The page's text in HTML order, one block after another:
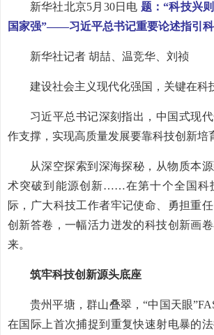
新华社北京5月30日电 题：“科技兴
国家强”——习近平总书记重要论述指引
新华社记者 胡喆、温竞华、刘祯
建设社会主义现代化强国，关键在科
习近平总书记深刻指出，中国式现
作支撑，实现高质量发展要靠科技创新培
从深空探索到深海探秘，从物质本
术突破到能源创新……在第十个全国科
际，广大科技工作者牢记使命、勇担重
创新答卷，一幅活力迸发的科技创新画
来。
筑牢科技创新源头底座
贵州平塘，群山叠翠，“中国天眼
在国际上首次捕捉到重复快速射电暴的